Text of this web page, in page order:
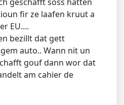
fir ze laafen kruut a
EU....
bezillt dat gett
auto.. Wann nit un
gouf dann wor dat
am cahier de